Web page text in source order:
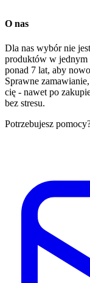
O nas
Dla nas wybór nie
produktów w jednym
ponad 7 lat, aby
Sprawne
cię - nawet po
bez stresu.
Potrzebujesz